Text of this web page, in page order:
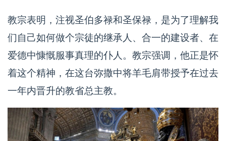
教宗表明，注视圣伯多禄和圣保禄，是为了理解我
们自己如何做个宗徒的继承人、合一的建设者、在
爱德中慷慨服事真理的仆人。教宗强调，他正是怀
着这个精神，在这台弥撒中将羊毛肩带授予在过去
一年内晋升的教省总主教。